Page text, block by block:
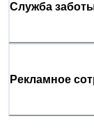
Служба
Рекламное